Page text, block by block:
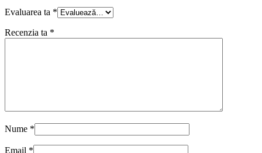
Evaluarea ta *
Recenzia ta *
Nume *
Email *